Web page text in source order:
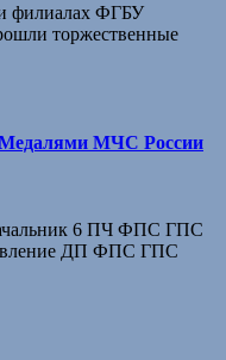
и филиалах ФГБУ
торжественные
Медалями МЧС России
6 ПЧ ФПС ГПС
ДП ФПС ГПС